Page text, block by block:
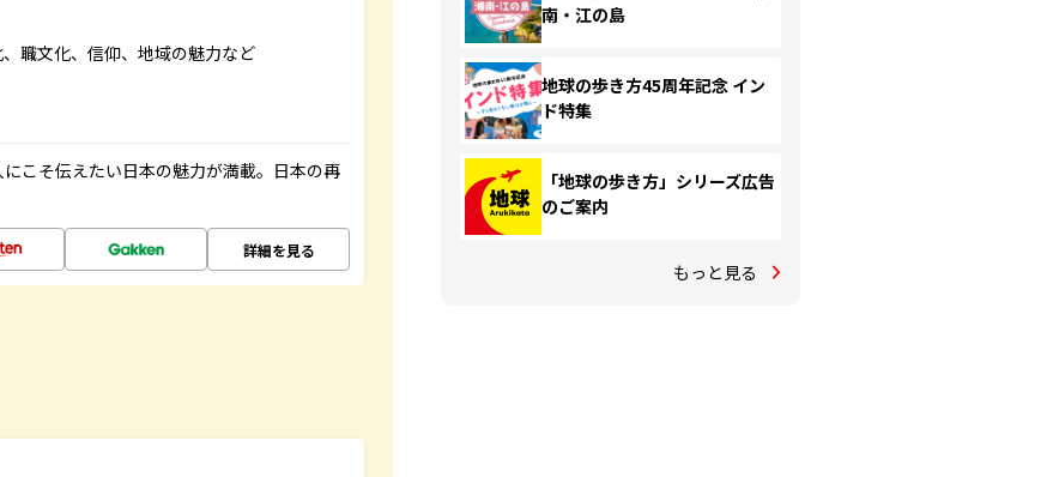
職文化、信仰、地域の魅力など
こそ伝えたい日本の魅力が満載。日本の再
詳細を見る
南・江の島
地球の歩き方45周年記念 イン
ド特集
「地球の歩き方」シリーズ広告
のご案内
もっと見る